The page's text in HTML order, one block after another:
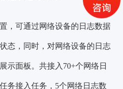
，可通过网络设备的日志数据
态，同时，对网络设备的日志
示面板。共接入 70+个网络日
务接入任务 ， 5个网络日志数
获取验证码
登录
还没有账号？ 立即注册